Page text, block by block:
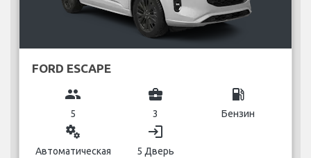
FORD ESCAPE
group
5
business_center
3
local_gas_station
Бензин
miscellaneous_services
Автоматическая
login
5 Дверь